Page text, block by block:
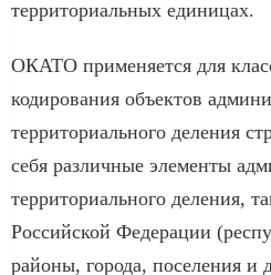
территориальных единицах.
ОКАТО применяется для
кодирования объектов
территориального деления
себя различные элементы
территориального деления,
Российской Федерации
районы, города, поселения и